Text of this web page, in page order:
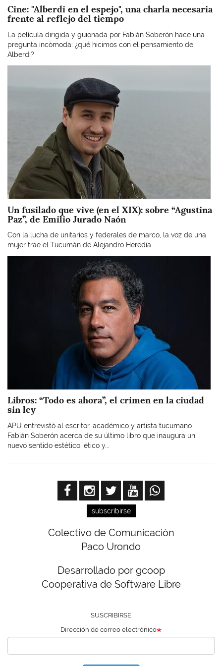
Cine: "Alberdi en el espejo", una charla necesaria
frente al reflejo del tiempo
La película dirigida y guionada por Fabián Soberón hace una
pregunta incómoda: ¿qué hicimos con el pensamiento de
Alberdi?
Un fusilado que vive (en el XIX): sobre “Agustina
Paz”, de Emilio Jurado Naón
Con la lucha de unitarios y federales de marco, la voz de una
mujer trae el Tucumán de Alejandro Heredia.
Libros: “Todo es ahora”, el crimen en la ciudad
sin ley
APU entrevistó al escritor, académico y artista tucumano
Fabián Soberón acerca de su último libro que inaugura un
nuevo sentido estético, ético y...
subscribirse
Colectivo de Comunicación
Paco Urondo
Desarrollado por gcoop
Cooperativa de Software Libre
SUSCRIBIRSE
Dirección de correo electrónico